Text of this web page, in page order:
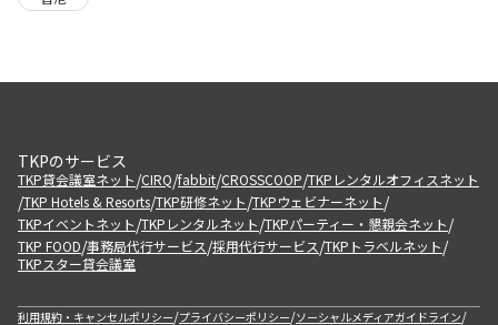
TKPのサービス
TKP貸会議室ネット/CIRQ/fabbit/CROSSCOOP/TKPレンタルオフィスネット
/TKP Hotels & Resorts/TKP研修ネット/TKPウェビナーネット/
TKPイベントネット/TKPレンタルネット/TKPパーティー・懇親会ネット/
TKP FOOD/事務局代行サービス/採用代行サービス/TKPトラベルネット/
TKPスター貸会議室
利用規約・キャンセルポリシー/プライバシーポリシー/ソーシャルメディアガイドライン/